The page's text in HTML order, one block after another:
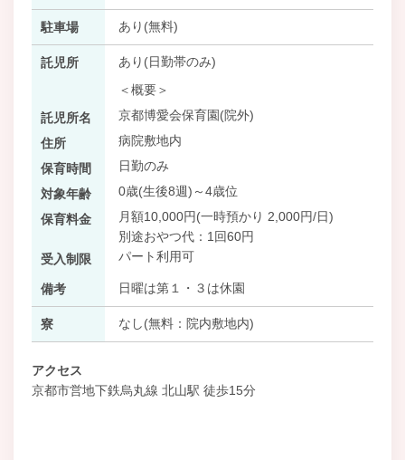
駐車場 あり(無料)
託児所
あり(日勤帯のみ)
＜概要＞
託児所名
京都博愛会保育園(院外)
住所
病院敷地内
保育時間
日勤のみ
対象年齢
0歳(生後8週)～4歳位
保育料金
月額10,000円(一時預かり 2,000円/日)
別途おやつ代：1回60円
受入制限
パート利用可
備考 日曜は第１・３は休園
寮 なし(無料：院内敷地内)
アクセス
京都市営地下鉄烏丸線 北山駅 徒歩15分